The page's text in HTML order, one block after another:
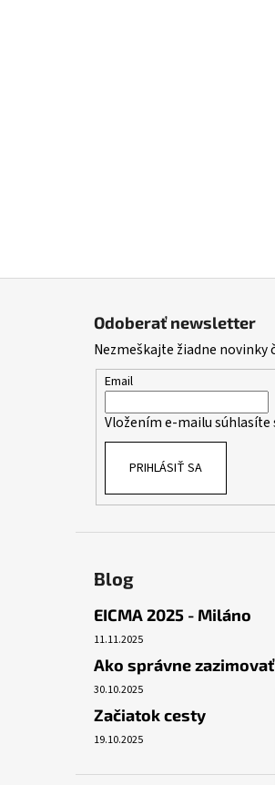
Odoberať newsletter
Nezmeškajte žiadne novinky
Email
Vložením e-mailu súhlasíte
PRIHLÁSIŤ SA
Blog
EICMA 2025 - Miláno
11.11.2025
Ako správne
30.10.2025
Začiatok cesty
19.10.2025